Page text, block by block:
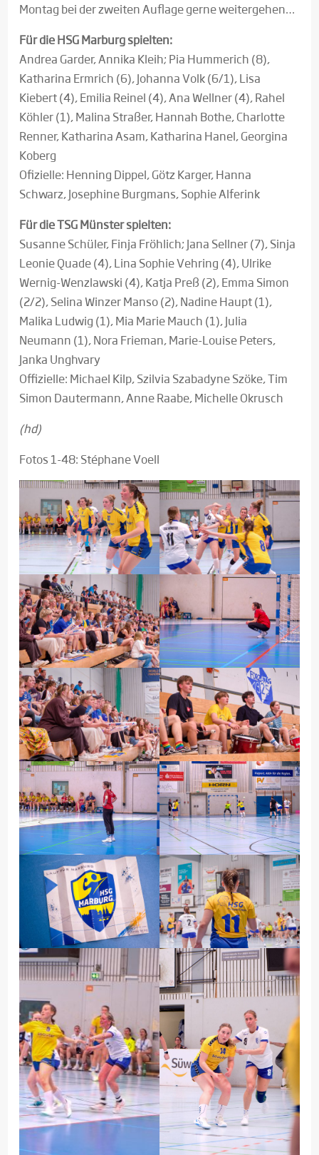
Montag bei der zweiten Auflage gerne weitergehen…
Für die HSG Marburg spielten:
Andrea Garder, Annika Kleih; Pia Hummerich (8),
Katharina Ermrich (6), Johanna Volk (6/1), Lisa
Kiebert (4), Emilia Reinel (4), Ana Wellner (4), Rahel
Köhler (1), Malina Straßer, Hannah Bothe, Charlotte
Renner, Katharina Asam, Katharina Hanel, Georgina
Koberg
Ofizielle: Henning Dippel, Götz Karger, Hanna
Schwarz, Josephine Burgmans, Sophie Alferink
Für die TSG Münster spielten:
Susanne Schüler, Finja Fröhlich; Jana Sellner (7), Sinja
Leonie Quade (4), Lina Sophie Vehring (4), Ulrike
Wernig-Wenzlawski (4), Katja Preß (2), Emma Simon
(2/2), Selina Winzer Manso (2), Nadine Haupt (1),
Malika Ludwig (1), Mia Marie Mauch (1), Julia
Neumann (1), Nora Frieman, Marie-Louise Peters,
Janka Unghvary
Offizielle: Michael Kilp, Szilvia Szabadyne Szöke, Tim
Simon Dautermann, Anne Raabe, Michelle Okrusch
(hd)
Fotos 1-48: Stéphane Voell